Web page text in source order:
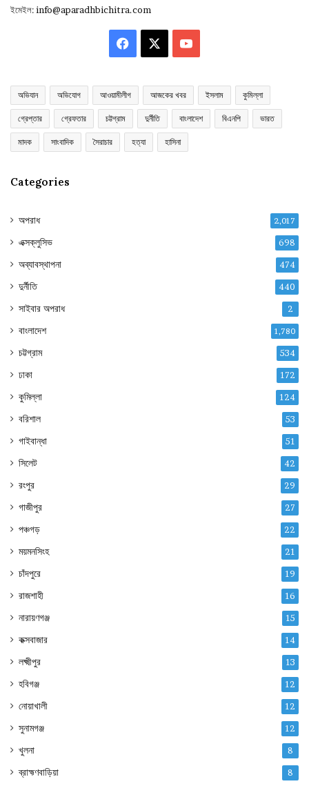
ইমেইল:info@aparadhbichitra.com
Facebook YouTube
অভিযান অভিযোগ আওয়ামীলীগ আজকের খবর ইসলাম কুমিল্লা
গ্রেপ্তার গ্রেফতার চট্টগ্রাম দুর্নীতি বাংলাদেশ বিএনপি ভারত
মাদক সাংবাদিক সৈরাচার হত্যা হাসিনা
Categories
অপরাধ 2,017
এক্সক্লুসিভ 698
অব্যাবস্থাপনা 474
দুর্নীতি 440
সাইবার অপরাধ 2
বাংলাদেশ 1,780
চট্টগ্রাম 534
ঢাকা 172
কুমিল্লা 124
বরিশাল 53
গাইবান্ধা 51
সিলেট 42
রংপুর 29
গাজীপুর 27
পঞ্চগড় 22
ময়মনসিংহ 21
চাঁদপুরে 19
রাজশাহী 16
নারায়ণগঞ্জ 15
কক্সবাজার 14
লক্ষ্মীপুর 13
হবিগঞ্জ 12
নোয়াখালী 12
সুনামগঞ্জ 12
খুলনা 8
ব্রাহ্মণবাড়িয়া 8